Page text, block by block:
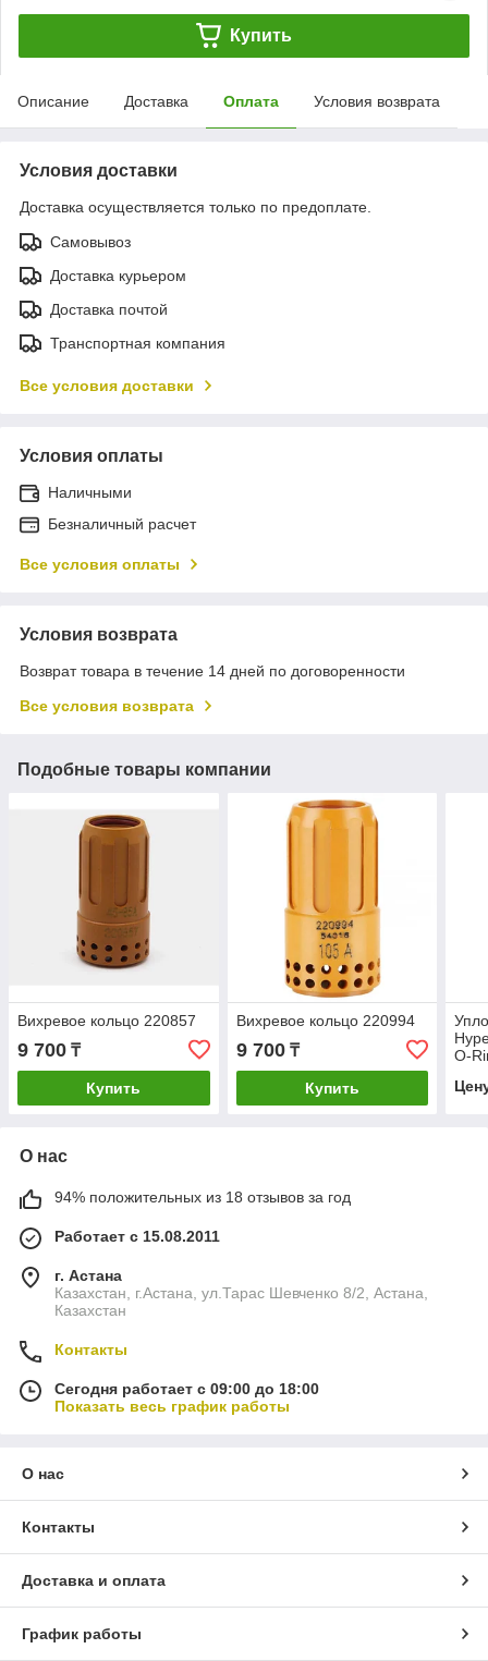
Купить
Описание Доставка Оплата Условия возврата
Условия доставки
Доставка осуществляется только по предоплате.
Самовывоз
Доставка курьером
Доставка почтой
Транспортная компания
Все условия доставки
Условия оплаты
Наличными
Безналичный расчет
Все условия оплаты
Условия возврата
Возврат товара в течение 14 дней по договоренности
Все условия возврата
Подобные товары компании
Вихревое кольцо 220857
9 700 ₸
Купить
Вихревое кольцо 220994
9 700₸
Купить
O-
О нас
94% положительных из 18 отзывов за год
Работает с 15.08.2011
г. Астана
Казахстан, г.Астана, ул.Тарас Шевченко 8/2, Астана,
Казахстан
Контакты
Сегодня работает с 09:00 до 18:00
Показать весь график работы
О нас
Контакты
Доставка и оплата
График работы